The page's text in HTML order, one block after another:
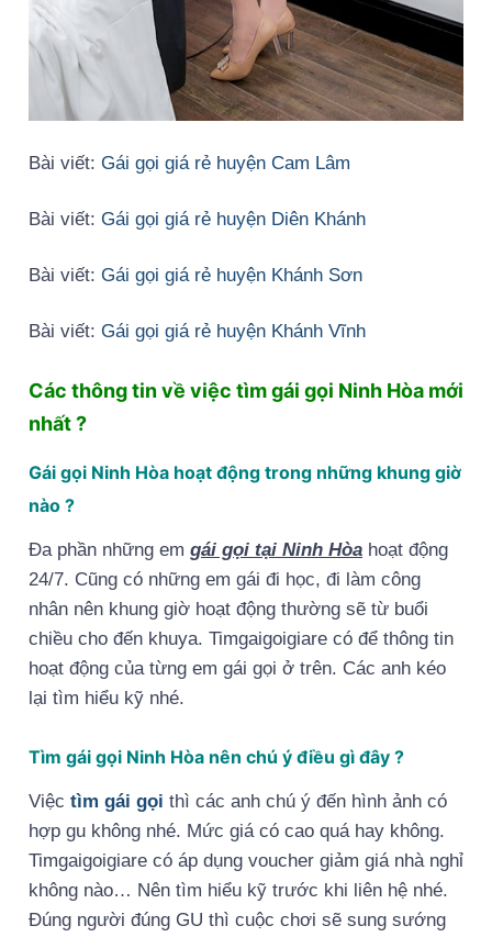
Bài viết: Gái gọi giá rẻ huyện Cam Lâm
Bài viết: Gái gọi giá rẻ huyện Diên Khánh
Bài viết: Gái gọi giá rẻ huyện Khánh Sơn
Bài viết: Gái gọi giá rẻ huyện Khánh Vĩnh
Các thông tin về việc tìm gái gọi Ninh Hòa mới
nhất ?
Gái gọi Ninh Hòa hoạt động trong những khung giờ
nào ?
Đa phần những em gái gọi tại Ninh Hòa hoạt động
24/7. Cũng có những em gái đi học, đi làm công
nhân nên khung giờ hoạt động thường sẽ từ buổi
chiều cho đến khuya. Timgaigoigiare có để thông tin
hoạt động của từng em gái gọi ở trên. Các anh kéo
lại tìm hiểu kỹ nhé.
Tìm gái gọi Ninh Hòa nên chú ý điều gì đây ?
Việc tìm gái gọi thì các anh chú ý đến hình ảnh có
hợp gu không nhé. Mức giá có cao quá hay không.
Timgaigoigiare có áp dụng voucher giảm giá nhà nghỉ
không nào… Nên tìm hiểu kỹ trước khi liên hệ nhé.
Đúng người đúng GU thì cuộc chơi sẽ sung sướng